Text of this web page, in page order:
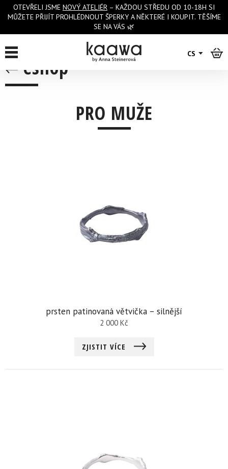
OTEVŘELI JSME NOVÝ ATELIÉR – KAŽDOU STŘEDU OD 10-18H SI
MŮŽETE PŘIJÍT PROHLÉDNOUT ŠPERKY A NĚKTERÉ I KOUPIT. TĚŠÍME
SE NA VÁS 🌿
CS
eshop
PRO MUŽE
prsten patinovaná větvička – silnější
2 000 Kč
ZJISTIT VÍCE